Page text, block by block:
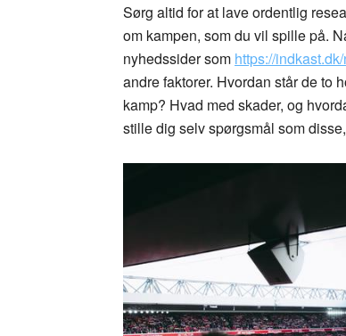
Sørg altid for at lave ordentlig
om kampen, som du vil spille på.
nyhedssider som https://
andre faktorer. Hvordan står de to
kamp? Hvad med skader, og
stille dig selv spørgsmål som